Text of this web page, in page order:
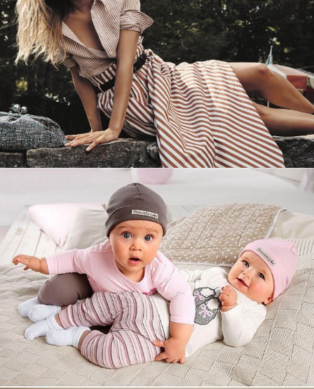
Имиджевый сайт для сети магазинов
Soho Project
Смотреть проект
Увеличили выручку интернет-
магазину topdatop.ru на 25%!
Смотреть проект